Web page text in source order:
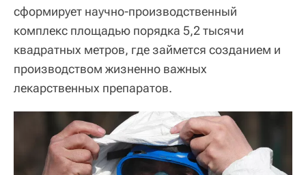
сформирует научно-производственный
комплекс площадью порядка 5,2 тысячи
квадратных метров, где займется созданием и
производством жизненно важных
лекарственных препаратов.